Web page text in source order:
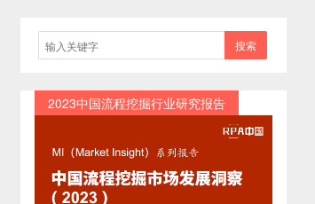
搜索
2023中国流程挖掘行业研究报告